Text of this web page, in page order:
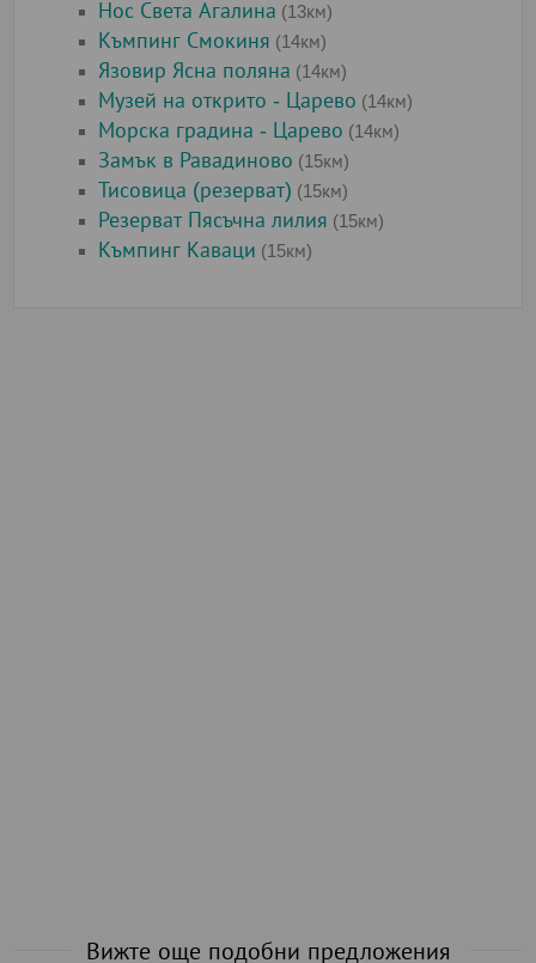
Нос Света Агалина (13км)
Къмпинг Смокиня (14км)
Язовир Ясна поляна (14км)
Музей на открито - Царево (14км)
Морска градина - Царево (14км)
Замък в Равадиново (15км)
Тисовица (резерват) (15км)
Резерват Пясъчна лилия (15км)
Къмпинг Каваци (15км)
Вижте още подобни предложения